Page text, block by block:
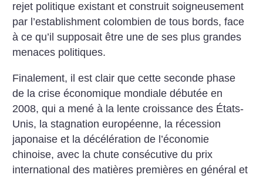
rejet politique existant et construit soigneusement
par l’establishment colombien de tous bords, face
à ce qu’il supposait être une de ses plus grandes
menaces politiques.
Finalement, il est clair que cette seconde phase
de la crise économique mondiale débutée en
2008, qui a mené à la lente croissance des États-
Unis, la stagnation européenne, la récession
japonaise et la décélération de l’économie
chinoise, avec la chute consécutive du prix
international des matières premières en général et